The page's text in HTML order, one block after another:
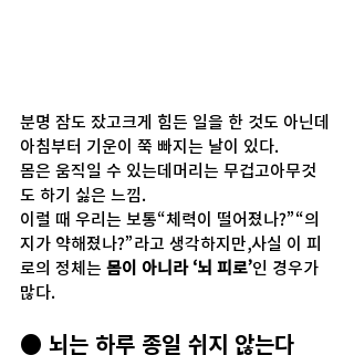
분명 잠도 잤고크게 힘든 일을 한 것도 아닌데
아침부터 기운이 쭉 빠지는 날이 있다.
몸은 움직일 수 있는데머리는 무겁고아무것
도 하기 싫은 느낌.
이럴 때 우리는 보통“체력이 떨어졌나?”“의
지가 약해졌나?”라고 생각하지만,사실 이 피
로의 정체는 몸이 아니라 ‘뇌 피로’인 경우가
많다.
● 뇌는 하루 종일 쉬지 않는다